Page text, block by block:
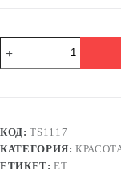
количество
за
Масажор
КОД:TS1117
КАТЕГОРИЯ:
ЕТИКЕТ:ЕТ